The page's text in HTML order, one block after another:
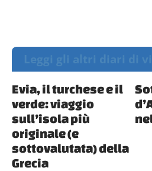
Leggi gli altri diari di
Evia, il turchese e il
verde: viaggio
sull’isola più
originale (e
sottovalutata) della
Grecia